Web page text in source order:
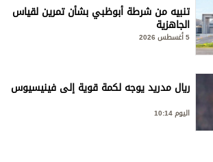
تنبيه من شرطة أبوظبي بشأن تمرين لقياس
الجاهزية
5 أغسطس 2026
ريال مدريد يوجه لكمة قوية إلى فينيسيوس
اليوم 10:14